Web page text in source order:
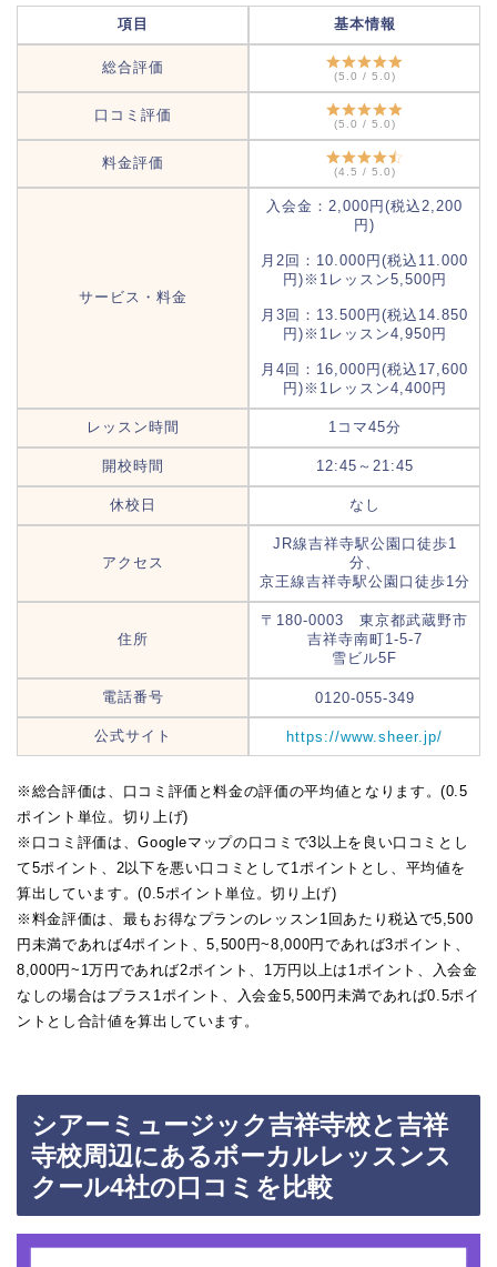
項目 基本情報
総合評価
(5.0 / 5.0)
口コミ評価
(5.0 / 5.0)
料金評価
(4.5 / 5.0)
サービス・料金
入会金：2,000円(税込2,200
円)
月2回：10.000円(税込11.000
円)※1レッスン5,500円
月3回：13.500円(税込14.850
円)※1レッスン4,950円
月4回：16,000円(税込17,600
円)※1レッスン4,400円
レッスン時間 1コマ45分
開校時間 12:45～21:45
休校日 なし
アクセス
JR線吉祥寺駅公園口徒歩1
分、
京王線吉祥寺駅公園口徒歩1分
住所
〒180-0003 東京都武蔵野市
吉祥寺南町1-5-7
雪ビル5F
電話番号 0120-055-349
公式サイト https://www.sheer.jp/
※総合評価は、口コミ評価と料金の評価の平均値となります。(0.5
ポイント単位。切り上げ)
※口コミ評価は、Googleマップの口コミで3以上を良い口コミとし
て5ポイント、2以下を悪い口コミとして1ポイントとし、平均値を
算出しています。(0.5ポイント単位。切り上げ)
※料金評価は、最もお得なプランのレッスン1回あたり税込で5,500
円未満であれば4ポイント、5,500円~8,000円であれば3ポイント、
8,000円~1万円であれば2ポイント、1万円以上は1ポイント、入会金
なしの場合はプラス1ポイント、入会金5,500円未満であれば0.5ポイ
ントとし合計値を算出しています。
シアーミュージック吉祥寺校と吉祥
寺校周辺にあるボーカルレッスンス
クール4社の口コミを比較